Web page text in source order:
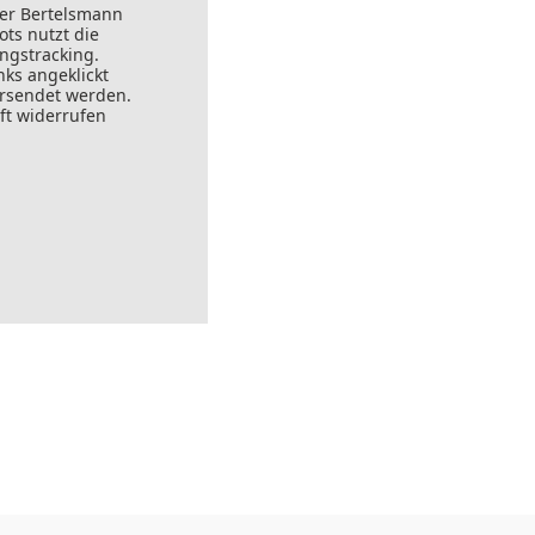
Bertelsmann
nutzt die
angeklickt
werden.
widerrufen